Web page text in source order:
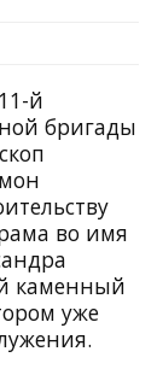
й
бригады
во имя
каменный
уже